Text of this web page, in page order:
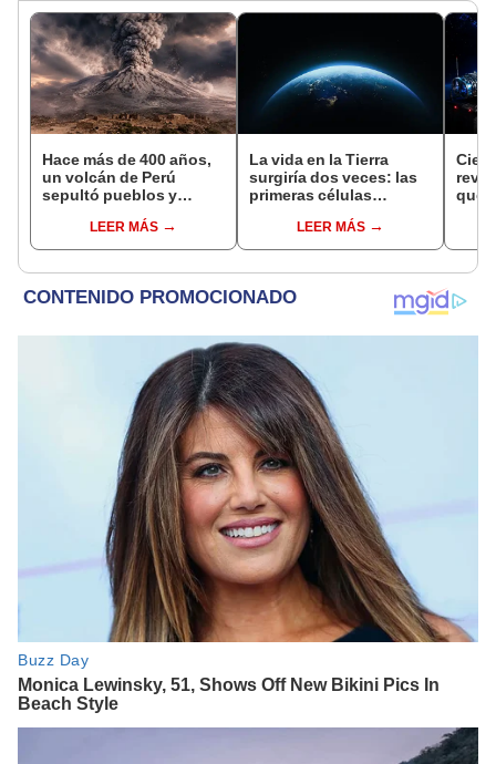
Hace más de 400 años,
un volcán de Perú
sepultó pueblos y
veranos más fríos de la
historia: sigue bajo
LEER MÁS
La vida en la Tierra
surgiría dos veces: las
primeras células
solas en dos momentos
distintos
LEER MÁS
que